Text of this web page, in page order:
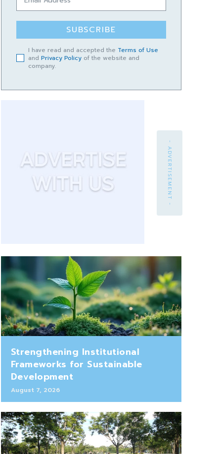
SUBSCRIBE
I have read and accepted the Terms of Use
and Privacy Policyof the website and
company.
- ADVERTISEMENT -
Strengthening Institutional
Frameworks for Sustainable
Development
August 7, 2026